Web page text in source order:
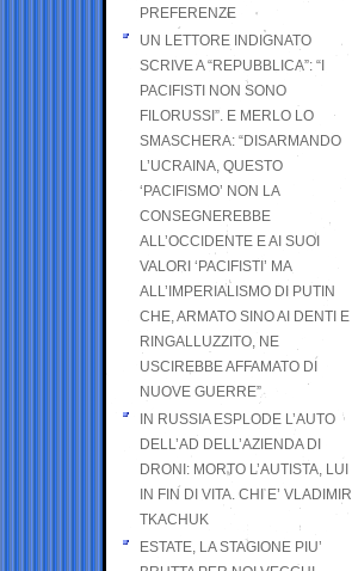
PREFERENZE
UN LETTORE INDIGNATO
SCRIVE A “REPUBBLICA”: “I
PACIFISTI NON SONO
FILORUSSI”. E MERLO LO
SMASCHERA: “DISARMANDO
L’UCRAINA, QUESTO
‘PACIFISMO’ NON LA
CONSEGNEREBBE
ALL’OCCIDENTE E AI SUOI
VALORI ‘PACIFISTI’ MA
ALL’IMPERIALISMO DI PUTIN
CHE, ARMATO SINO AI DENTI E
RINGALLUZZITO, NE
USCIREBBE AFFAMATO DI
NUOVE GUERRE”
IN RUSSIA ESPLODE L’AUTO
DELL’AD DELL’AZIENDA DI
DRONI: MORTO L’AUTISTA, LUI
IN FIN DI VITA. CHI E’ VLADIMIR
TKACHUK
ESTATE, LA STAGIONE PIU’